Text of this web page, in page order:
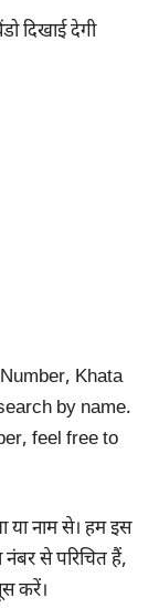
दिखाई देगी
Khata
by name.
feel free to
या नाम से। हम इस
से परिचित हैं,
करें।